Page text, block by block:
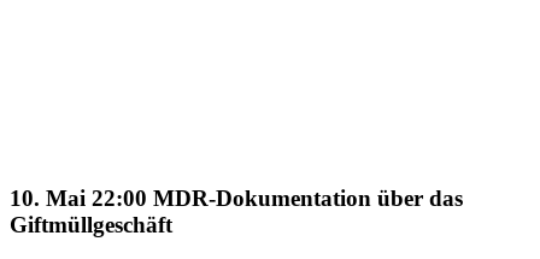
10. Mai 22:00 MDR-Dokumentation über das
Giftmüllgeschäft